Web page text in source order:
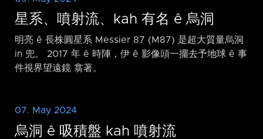
星系、噴射流、kah 有名 ê 烏洞
明亮 ê 長株圓星系 Messier 87 (M87) 是超大質量烏洞
in 兜。 2017 年 ê 時陣，伊 ê 影像頭一擺去予地球 ê 事
件視界望遠鏡 翕著。
07. May 2024
烏洞 ê 吸積盤 kah 噴射流